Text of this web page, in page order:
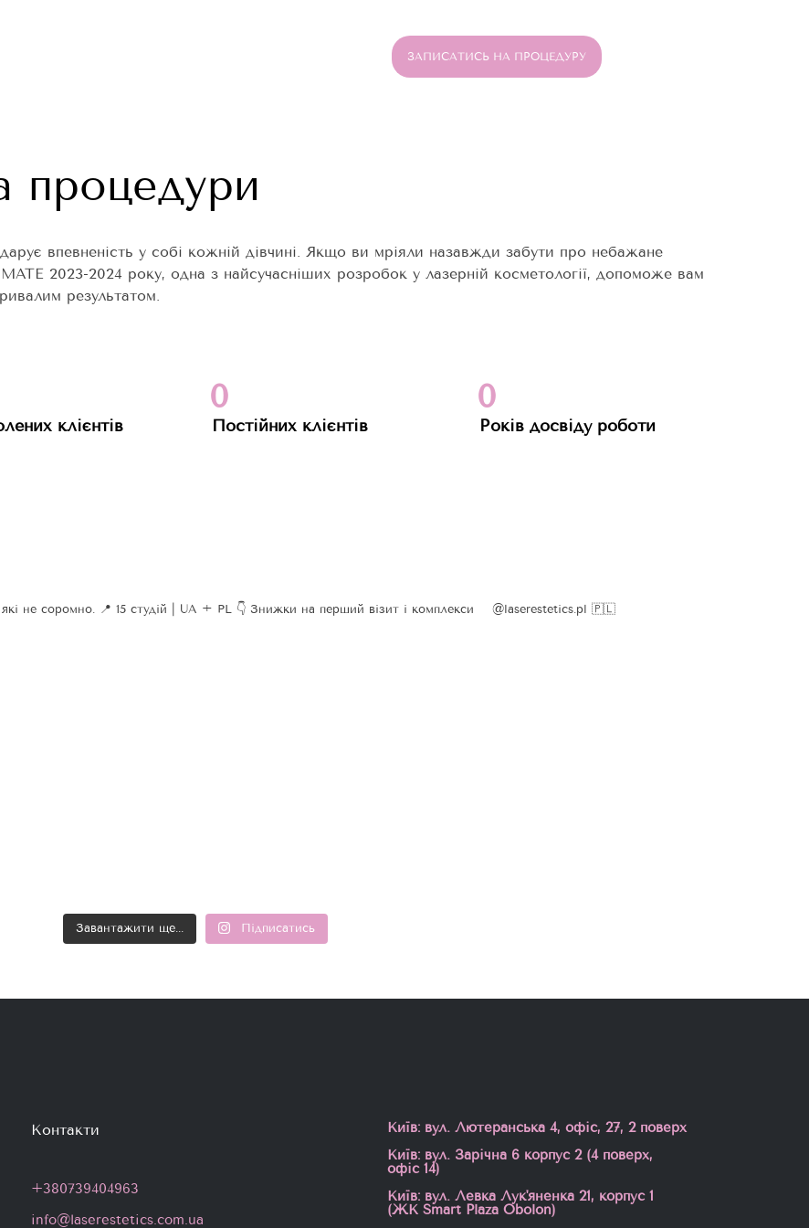
ЗАПИСАТИСЬ НА ПРОЦЕДУРУ
процедури
впевненість у собі кожній дівчині. Якщо ви мріяли назавжди забути про небажане
2023-2024 року, одна з найсучасніших розробок у лазерній косметології, допоможе вам
результатом.
клієнтів
0
Постійних клієнтів
0
Років досвіду роботи
не соромно. 📍 15 студій | UA + PL 👇 Знижки на перший візит і комплекси @laserestetics.pl 🇵🇱
Завантажити ще... Підписатись
Контакти
+380739404963
info@laserestetics.com.ua
Київ: вул. Лютеранська 4, офіс, 27, 2 поверх
Київ: вул. Зарічна 6 корпус 2 (4 поверх,
офіс 14)
Київ: вул. Левка Лук'яненка 21, корпус 1
(ЖК Smart Plaza Obolon)